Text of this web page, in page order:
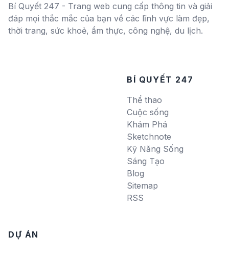
Bí Quyết 247 - Trang web cung cấp thông tin và giải
đáp mọi thắc mắc của bạn về các lĩnh vực làm đẹp,
thời trang, sức khoẻ, ẩm thực, công nghệ, du lịch.
BÍ QUYẾT 247
Thể thao
Cuộc sống
Khám Phá
Sketchnote
Kỹ Năng Sống
Sáng Tạo
Blog
Sitemap
RSS
DỰ ÁN